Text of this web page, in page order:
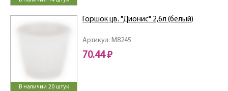
В наличии 20 штук
Артикул: M8245
Горшок цв. "Дионис" 2,6л (белый)
70.44 ₽